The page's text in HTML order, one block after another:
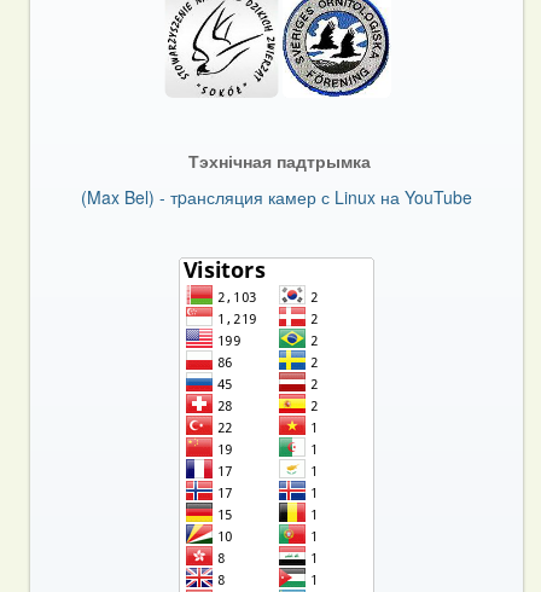
Тэхнічная падтрымка
(Max Bel) - тpансляция камер с Linux на YouTube